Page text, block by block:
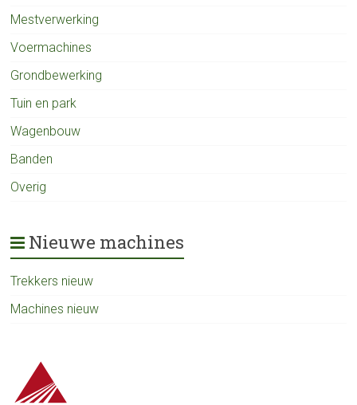
Mestverwerking
Voermachines
Grondbewerking
Tuin en park
Wagenbouw
Banden
Overig
Nieuwe machines
Trekkers nieuw
Machines nieuw